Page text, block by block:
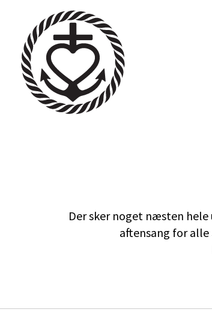
Der sker noget næsten hele
aftensang for